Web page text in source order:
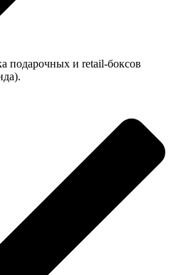
подарочных и retail-боксов